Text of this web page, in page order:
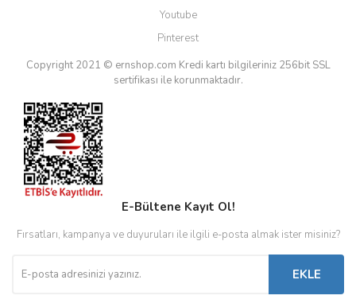
Youtube
Pinterest
Copyright 2021 © ernshop.com Kredi kartı bilgileriniz 256bit SSL
sertifikası ile korunmaktadır.
E-Bültene Kayıt Ol!
Fırsatları, kampanya ve duyuruları ile ilgili e-posta almak ister misiniz?
EKLE